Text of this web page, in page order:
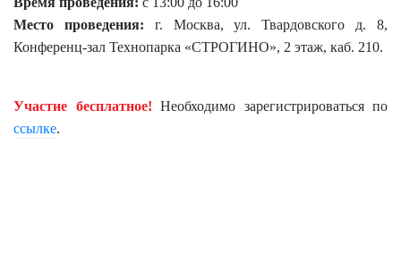
Место проведения: г. Москва, ул. Твардовского д. 8,
Конференц-зал Технопарка «СТРОГИНО», 2 этаж, каб. 210.
Участие бесплатное! Необходимо зарегистрироваться по
ссылке.